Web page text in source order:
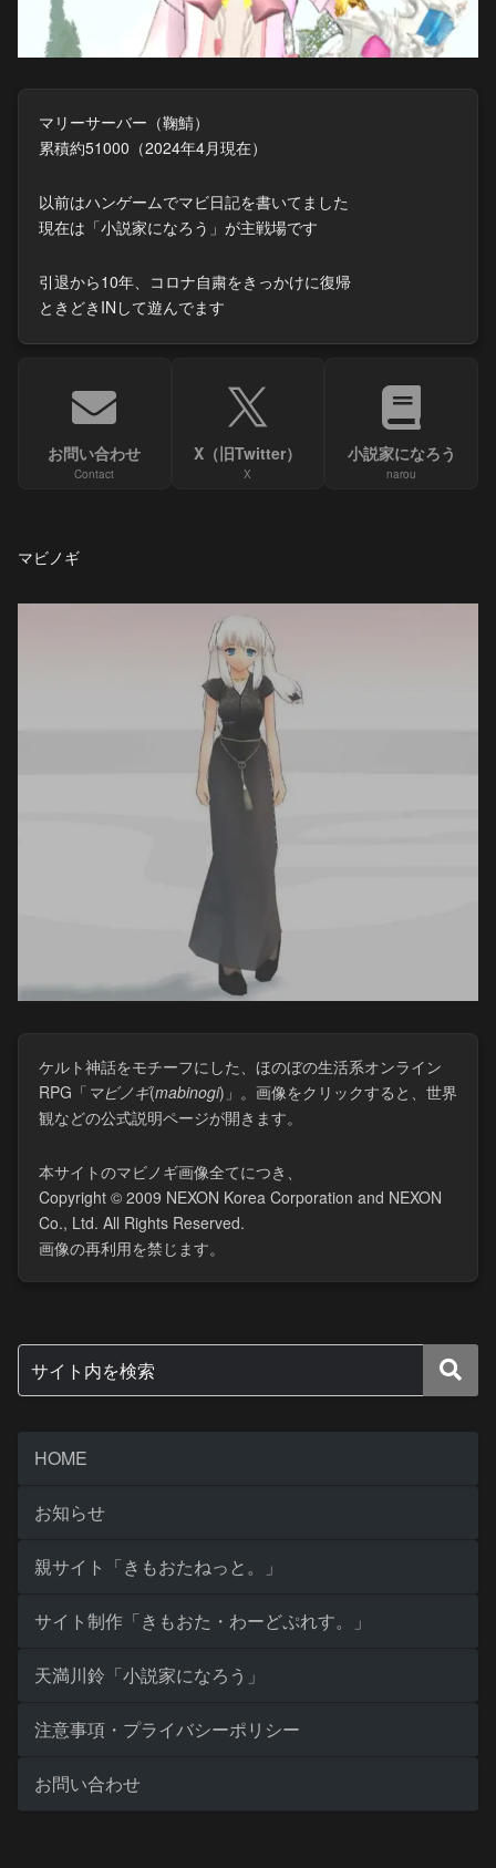
マリーサーバー（鞠鯖）
累積約51000（2024年4月現在）
以前はハンゲームでマビ日記を書いてました
現在は「小説家になろう」が主戦場です
引退から10年、コロナ自粛をきっかけに復帰
ときどきINして遊んでます
お問い合わせ
Contact
X（旧Twitter）
X
小説家になろう
narou
マビノギ
ケルト神話をモチーフにした、ほのぼの生活系オンライン
RPG「 マビノギ(​mabinogi)」。画像をクリックすると、世界
観などの公式説明ページが開きます。
本サイトのマビノギ画像全てにつき、
Copyright © 2009 NEXON Korea Corporation and NEXON
Co., Ltd. All Rights Reserved.
画像の再利用を禁じます。
HOME
お知らせ
親サイト「きもおたねっと。」
サイト制作「きもおた・わーどぷれす。」
天満川鈴「小説家になろう」
注意事項・プライバシーポリシー
お問い合わせ